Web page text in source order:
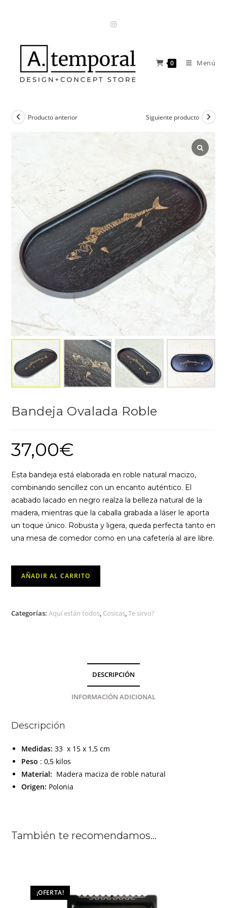
0 Menú
Producto anterior Siguiente producto
Bandeja Ovalada Roble
37,00€
Esta bandeja está elaborada en roble natural macizo,
combinando sencillez con un encanto auténtico. El
acabado lacado en negro realza la belleza natural de la
madera, mientras que la caballa grabada a láser le aporta
un toque único. Robusta y ligera, queda perfecta tanto en
una mesa de comedor como en una cafetería al aire libre.
Bandeja
cantidad
AÑADIR AL CARRITO
Categorías:Aquí están todos, Cosicas,Te sirvo?
DESCRIPCIÓN
INFORMACIÓN ADICIONAL
Descripción
Medidas:33 x 15 x 1,5 cm
Peso : 0,5 kilos
Material: Madera maciza de roble natural
Origen: Polonia
También te recomendamos…
¡OFERTA!